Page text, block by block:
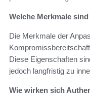
Welche Merkmale
Die Merkmale der
Diese Eigenschaften
jedoch langfristig zu
Wie wirken sich